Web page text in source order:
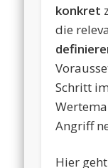
konkret
die
Schritt im
Angriff
Hier